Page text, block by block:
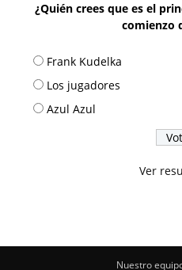
¿Quién crees que es el
comienzo
Frank Kudelka
Los jugadores
Azul Azul
Ver
Nuestro